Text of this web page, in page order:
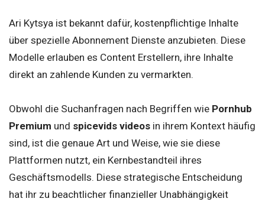
Ari Kytsya ist bekannt dafür, kostenpflichtige Inhalte
über spezielle Abonnement Dienste anzubieten. Diese
Modelle erlauben es Content Erstellern, ihre Inhalte
direkt an zahlende Kunden zu vermarkten.
Obwohl die Suchanfragen nach Begriffen wie Pornhub
Premium und spicevids videos in ihrem Kontext häufig
sind, ist die genaue Art und Weise, wie sie diese
Plattformen nutzt, ein Kernbestandteil ihres
Geschäftsmodells. Diese strategische Entscheidung
hat ihr zu beachtlicher finanzieller Unabhängigkeit